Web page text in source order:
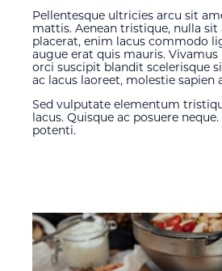
Pellentesque ultricies arcu sit
mattis. Aenean tristique, nulla
placerat, enim lacus commodo
augue erat quis mauris.
orci suscipit blandit scelerisque
ac lacus laoreet, molestie sapien
Sed vulputate elementum
lacus. Quisque ac posuere
potenti.